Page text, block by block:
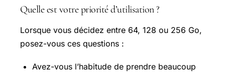
Quelle est votre priorité d’utilisation ?
Lorsque vous décidez entre 64, 128 ou 256 Go,
posez-vous ces questions :
Avez-vous l’habitude de prendre beaucoup